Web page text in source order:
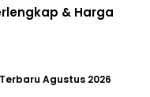
& Harga
Agustus 2026